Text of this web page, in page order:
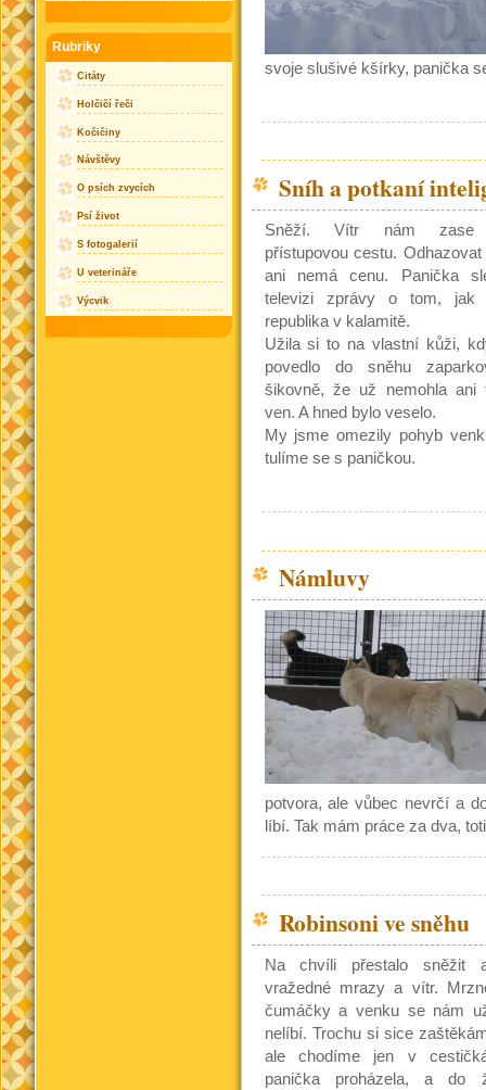
svoje slušivé kšírky, panička
Sníh a potkaní
Sněží. Vítr nám zase
přístupovou cestu.
ani nemá cenu. Panička
televizi zprávy o tom, jak
republika v kalamitě.
Užila si to na vlastní kůži,
povedlo do sněhu
šikovně, že už nemohla ani
ven. A hned bylo veselo.
My jsme omezily pohyb
tulíme se s paničkou.
Námluvy
potvora, ale vůbec nevrčí a
líbí. Tak mám práce za dva,
Robinsoni ve sněhu
Na chvíli přestalo sněžit
vražedné mrazy a vítr.
čumáčky a venku se nám
nelíbí. Trochu si sice
ale chodíme jen v
panička proházela, a do
Rubriky
Citáty
Holčičí řeči
Kočičiny
Návštěvy
O psích zvycích
Psí život
S fotogalerií
U veterináře
Výcvik